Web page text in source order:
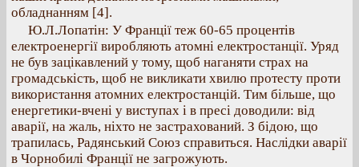
обладнанням [4].
Ю.Л.Лопатін: У Франції теж 60-65 процентів
електроенергії виробляють атомні електростанції. Уряд
не був зацікавлений у тому, щоб наганяти страх на
громадськість, щоб не викликати хвилю протесту проти
використання атомних електростанцій. Тим більше, що
енергетики-вчені у виступах і в пресі доводили: від
аварії, на жаль, ніхто не застрахований. З бідою, що
трапилась, Радянський Союз справиться. Наслідки аварії
в Чорнобилі Франції не загрожують.